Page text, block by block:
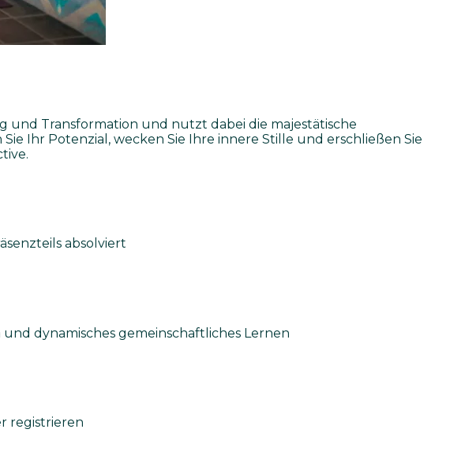
und Transformation und nutzt dabei die majestätische
Ihr Potenzial, wecken Sie Ihre innere Stille und erschließen Sie
absolviert
dynamisches gemeinschaftliches Lernen
registrieren